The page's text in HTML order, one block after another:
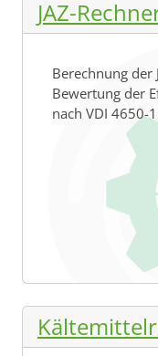
JAZ-
Berechnung der
Bewertung der
nach VDI 4650-